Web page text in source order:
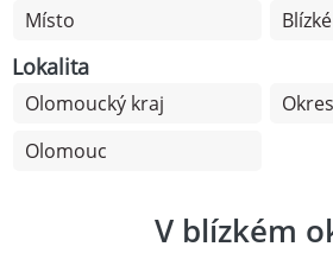
Místo
Lokalita
Olomoucký kraj
Olomouc
V blízkém